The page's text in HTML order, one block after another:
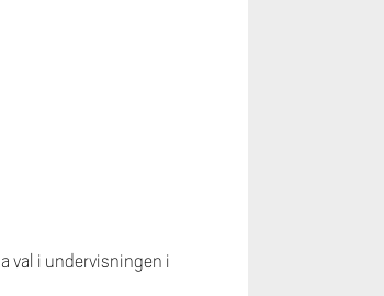
val i undervisningen i